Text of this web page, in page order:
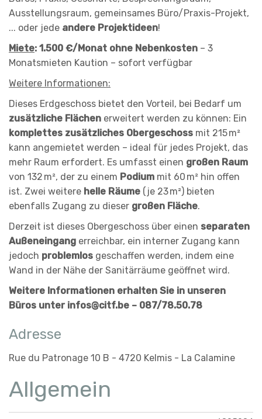
Ausstellungsraum, gemeinsames Büro/Praxis-Projekt,
... oder jede andere Projektideen!
Miete: 1.500 €/Monat ohne Nebenkosten – 3
Monatsmieten Kaution – sofort verfügbar
Weitere Informationen:
Dieses Erdgeschoss bietet den Vorteil, bei Bedarf um
zusätzliche Flächen erweitert werden zu können: Ein
komplettes zusätzliches Obergeschoss mit 215 m²
kann angemietet werden – ideal für jedes Projekt, das
mehr Raum erfordert. Es umfasst einen großen Raum
von 132 m², der zu einem Podium mit 60 m² hin offen
ist. Zwei weitere helle Räume (je 23 m²) bieten
ebenfalls Zugang zu dieser großen Fläche.
Derzeit ist dieses Obergeschoss über einen separaten
Außeneingang erreichbar, ein interner Zugang kann
jedoch problemlos geschaffen werden, indem eine
Wand in der Nähe der Sanitärräume geöffnet wird.
Weitere Informationen erhalten Sie in unseren
Büros unter infos@citf.be – 087/78.50.78
Adresse
Rue du Patronage 10 B - 4720 Kelmis - La Calamine
Allgemein